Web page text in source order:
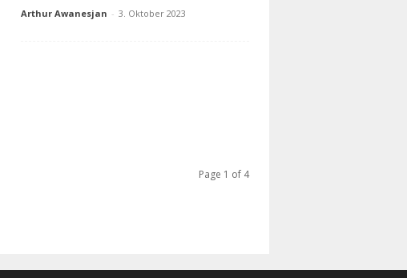
Arthur Awanesjan - 3. Oktober 2023
Page 1 of 4